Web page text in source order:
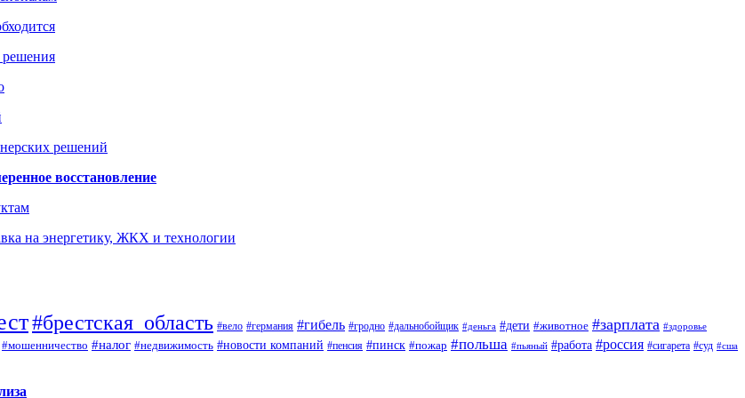
решения
решений
восстановление
на энергетику, ЖКХ и технологии
#брестская_область #вело #германия #гибель #гродно #дальнобойщик #деньга #дети #животное #зарплата #здоровье
#мошенничество #налог #недвижимость #новости компаний #пенсия #пинск #пожар #польша #пьяный #работа #россия #сигарета #суд #сша